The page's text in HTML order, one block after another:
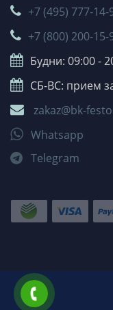
+7 (495) 777-14-
+7 (800) 200-15-
Будни: 09:00 -
СБ-ВС: прием
zakaz@bk-
Whatsapp
Telegram